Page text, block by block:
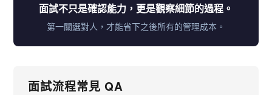
面試不只是確認能力，更是觀察細節的過程。
第一關選對人，才能省下之後所有的管理成本。
面試流程常見 QA